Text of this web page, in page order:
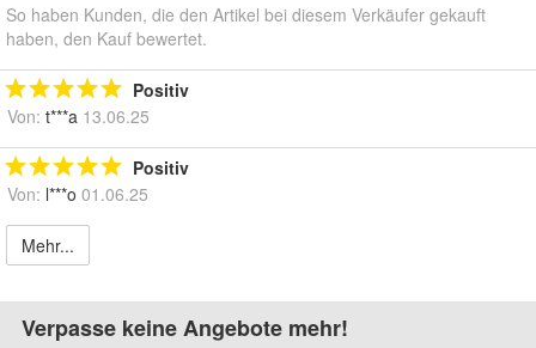
So haben Kunden, die den Artikel bei diesem Verkäufer gekauft
haben, den Kauf bewertet.
Positiv
Von: t***a 13.06.25
Positiv
Von: l***o 01.06.25
Mehr...
Verpasse keine Angebote mehr!